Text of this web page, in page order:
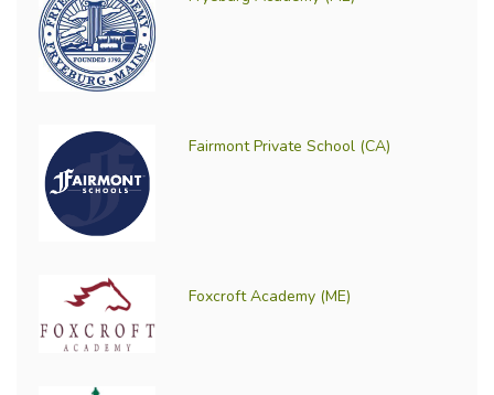
Fairmont Private School (CA)
Foxcroft Academy (ME)